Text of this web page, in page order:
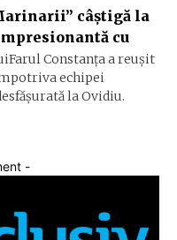
câștigă la
cu
Constanța a reușit
echipei
la Ovidiu.
-